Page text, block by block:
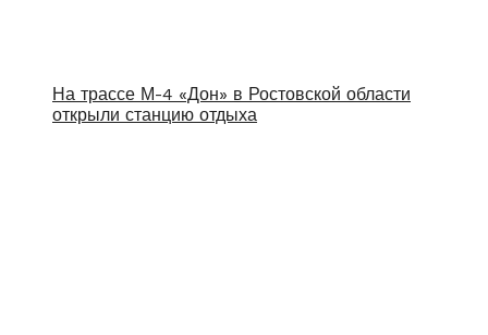
На трассе М-4 «Дон» в Ростовской области
открыли станцию отдыха